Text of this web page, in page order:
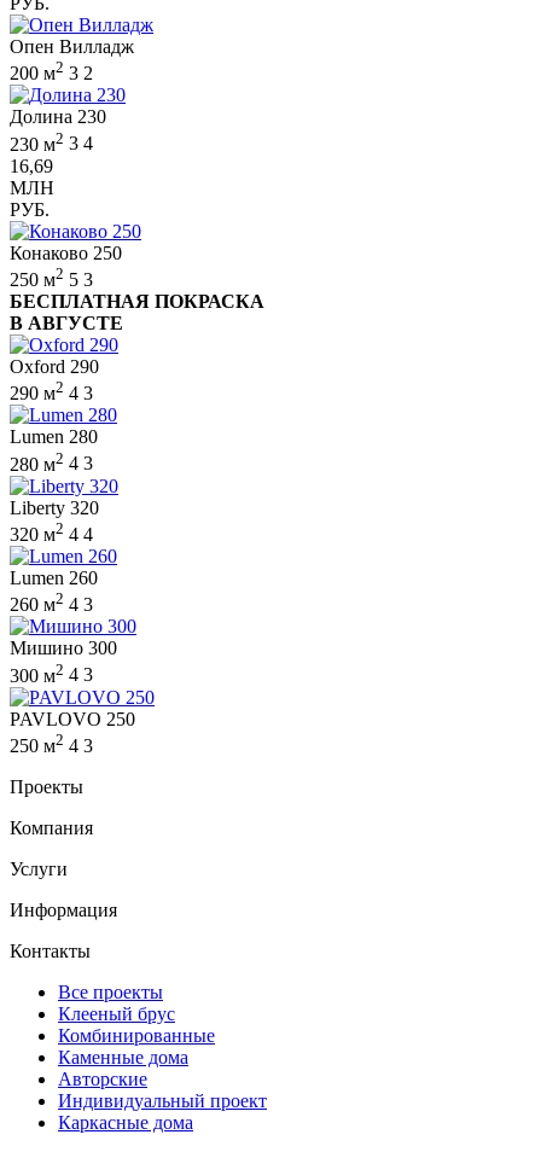
Опен Вилладж
200 м2 3 2
Долина 230
230 м2 3 4
16,69
МЛН
РУБ.
Конаково 250
250 м2 5 3
БЕСПЛАТНАЯ ПОКРАСКА
В АВГУСТЕ
Oxford 290
290 м2 4 3
Lumen 280
280 м2 4 3
Liberty 320
320 м2 4 4
Lumen 260
260 м2 4 3
Мишино 300
300 м2 4 3
PAVLOVO 250
250 м2 4 3
Проекты
Компания
Услуги
Информация
Контакты
Все проекты
Клееный брус
Комбинированные
Каменные дома
Авторские
Индивидуальный проект
Каркасные дома